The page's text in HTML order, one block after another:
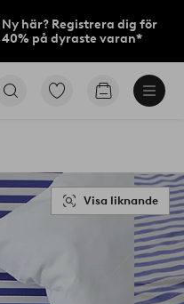
Ny här? Registrera dig för
40% på dyraste varan*
Gå
Gå
Visa liknande